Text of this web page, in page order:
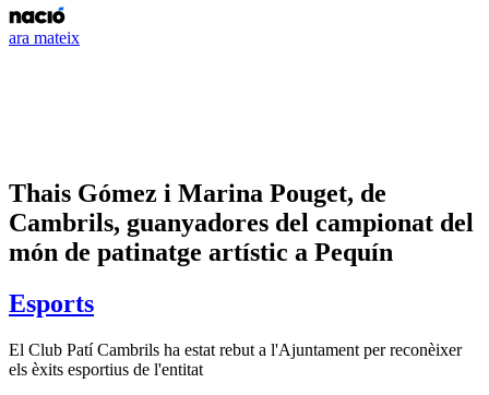
ara mateix
Thais Gómez i Marina Pouget, de
Cambrils, guanyadores del campionat del
món de patinatge artístic a Pequín
Esports
El Club Patí Cambrils ha estat rebut a l'Ajuntament per reconèixer
els èxits esportius de l'entitat